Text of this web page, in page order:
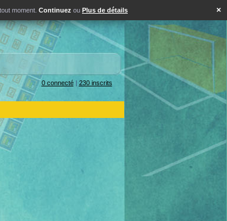
×
moment. Continuez ou Plus de détails
0 connecté| 230 inscrits